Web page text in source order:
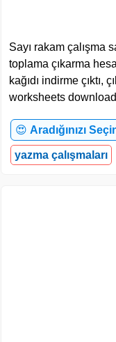
Sayı rakam çalışma
toplama çıkarma
kağıdı indirme çıktı,
worksheets
😍 Aradığınızı
yazma çalışmaları